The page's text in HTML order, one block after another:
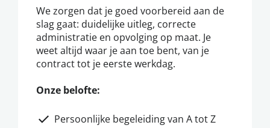
We zorgen dat je goed voorbereid aan de
slag gaat: duidelijke uitleg, correcte
administratie en opvolging op maat. Je
weet altijd waar je aan toe bent, van je
contract tot je eerste werkdag.
Onze belofte:
Persoonlijke begeleiding van A tot Z